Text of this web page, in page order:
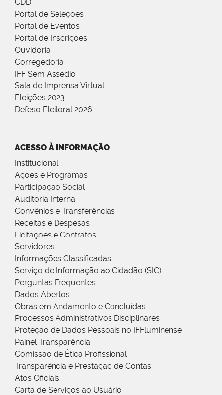
CDD
Portal de Seleções
Portal de Eventos
Portal de Inscrições
Ouvidoria
Corregedoria
IFF Sem Assédio
Sala de Imprensa Virtual
Eleições 2023
Defeso Eleitoral 2026
ACESSO À INFORMAÇÃO
Institucional
Ações e Programas
Participação Social
Auditoria Interna
Convênios e Transferências
Receitas e Despesas
Licitações e Contratos
Servidores
Informações Classificadas
Serviço de Informação ao Cidadão (SIC)
Perguntas Frequentes
Dados Abertos
Obras em Andamento e Concluídas
Processos Administrativos Disciplinares
Proteção de Dados Pessoais no IFFluminense
Painel Transparência
Comissão de Ética Profissional
Transparência e Prestação de Contas
Atos Oficiais
Carta de Serviços ao Usuário